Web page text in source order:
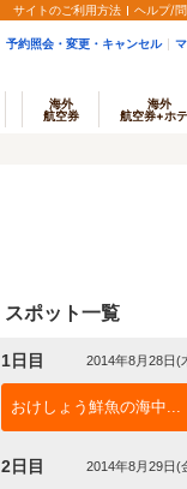
サイトのご利用方法 ヘルプ/
予約照会・変更・キャンセル
海外
航空券
海外
航空券+ホ
スポット一覧
1日目 2014年8月28日(
おけしょう鮮魚の海中...
2日目 2014年8月29日(